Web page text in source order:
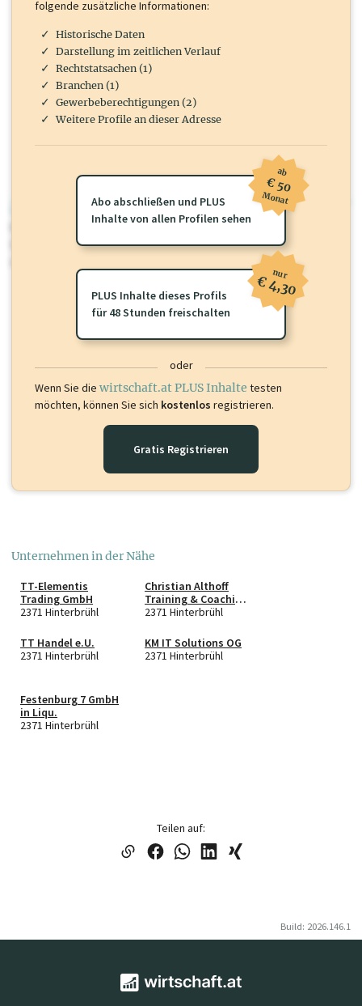
wirtschaft.at PLUS
Für dieses Profil gibt es zusätzlichewirtschaft.at PLUS Inhalte
Sie momentan nicht einsehen können. Schalten Sie dieses Profil frei
oder loggen Sie sich ein um diese Inhalte zu sehen.
folgende zusätzliche Informationen:
Historische Daten
Darstellung im zeitlichen Verlauf
Rechtstatsachen (1)
Branchen (1)
Gewerbeberechtigungen (2)
Weitere Profile an dieser Adresse
Abo abschließen und PLUS
Inhalte von allen Profilen sehen
ab
€ 50
Monat
PLUS Inhalte dieses Profils
für 48 Stunden freischalten
nur
€ 4,30
oder
Wenn Sie die wirtschaft.at PLUS Inhalte testen
möchten, können Sie sich kostenlos registrieren.
Gratis Registrieren
Unternehmen in der Nähe
TT-Elementis
Trading GmbH
2371 Hinterbrühl
Christian Althoff
Training & Coaching
KG
2371 Hinterbrühl
TT Handel e.U.
2371 Hinterbrühl
KM IT Solutions OG
2371 Hinterbrühl
Festenburg 7 GmbH
in Liqu.
2371 Hinterbrühl
Teilen auf:
Build: 2026.146.1